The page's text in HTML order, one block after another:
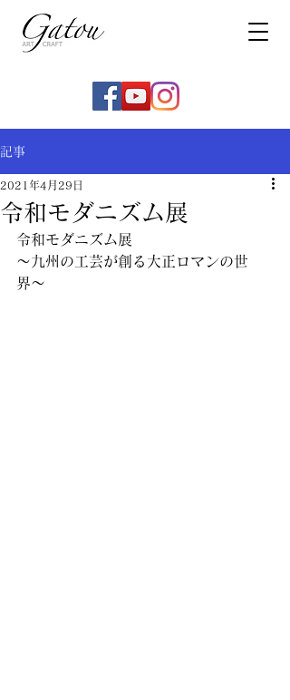
記事
令和モダニズム展
2021年4月29日
令和モダニズム展
〜九州の工芸が創る大正ロマンの世
界〜